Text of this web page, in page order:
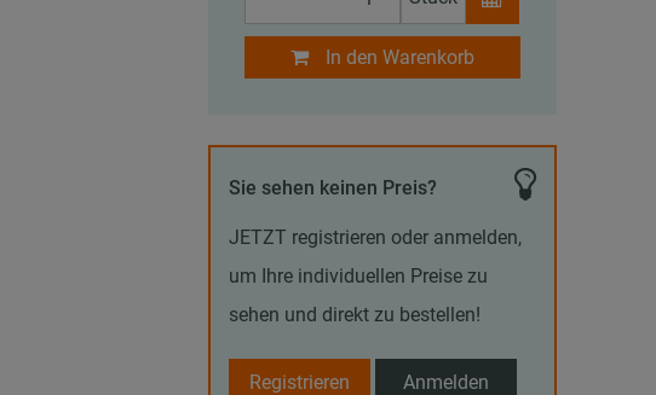
In den Warenkorb
Sie sehen keinen Preis?
JETZT registrieren oder anmelden,
um Ihre individuellen Preise zu
sehen und direkt zu bestellen!
Registrieren Anmelden